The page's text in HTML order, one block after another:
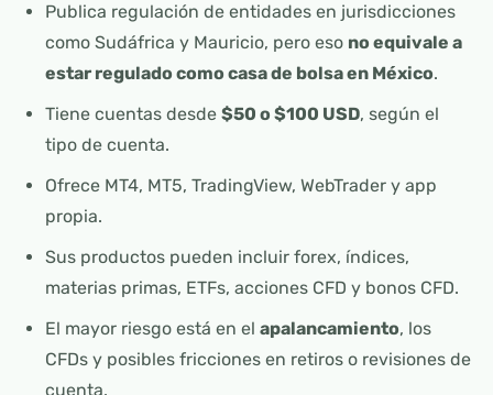
Publica regulación de entidades en jurisdicciones
como Sudáfrica y Mauricio, pero eso no equivale a
estar regulado como casa de bolsa en México.
Tiene cuentas desde $50 o $100 USD, según el
tipo de cuenta.
Ofrece MT4, MT5, TradingView, WebTrader y app
propia.
Sus productos pueden incluir forex, índices,
materias primas, ETFs, acciones CFD y bonos CFD.
El mayor riesgo está en el apalancamiento, los
CFDs y posibles fricciones en retiros o revisiones de
cuenta.